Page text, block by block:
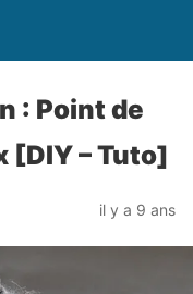
: Point de
[DIY – Tuto]
il y a 9 ans